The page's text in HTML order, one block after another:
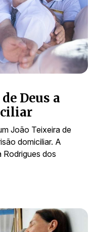
Deus a
João Teixeira de
domiciliar. A
Rodrigues dos